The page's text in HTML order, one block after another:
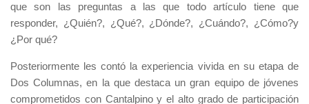
que son las preguntas a las que todo artículo tiene que
responder, ¿Quién?, ¿Qué?, ¿Dónde?, ¿Cuándo?, ¿Cómo?y
¿Por qué?
Posteriormente les contó la experiencia vivida en su etapa de
Dos Columnas, en la que destaca un gran equipo de jóvenes
comprometidos con Cantalpino y el alto grado de participación